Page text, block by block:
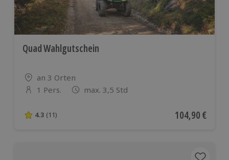
Quad Wahlgutschein
Standort
an 3 Orten
Anzahl der Teilnehmer
1 Pers. max. 3,5 Std
4.3 von 5 Sternen basierend auf 11 Bewertungen
4.3 (11) Aktueller Preis
104,90 €